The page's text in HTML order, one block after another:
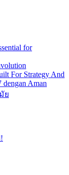
for
For Strategy And
Aman
ย